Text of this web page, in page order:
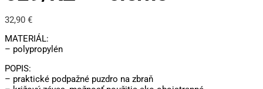
32,90 €
MATERIÁL:
– polypropylén
POPIS:
– praktické podpažné puzdro na zbraň